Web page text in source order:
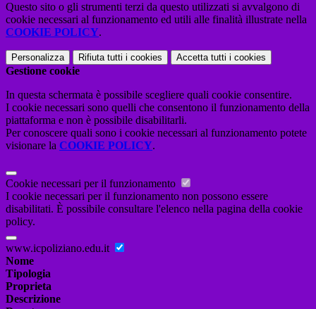
Questo sito o gli strumenti terzi da questo utilizzati si avvalgono di
cookie necessari al funzionamento ed utili alle finalità illustrate nella
COOKIE POLICY.
Personalizza Rifiuta tutti i cookies Accetta tutti i cookies
Gestione cookie
In questa schermata è possibile scegliere quali cookie consentire.
I cookie necessari sono quelli che consentono il funzionamento della
piattaforma e non è possibile disabilitarli.
Per conoscere quali sono i cookie necessari al funzionamento potete
visionare la COOKIE POLICY.
Cookie necessari per il funzionamento
I cookie necessari per il funzionamento non possono essere
disabilitati. È possibile consultare l'elenco nella pagina della cookie
policy.
www.icpoliziano.edu.it
Nome
Tipologia
Proprieta
Descrizione